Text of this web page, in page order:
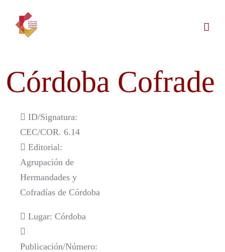
contenido
Córdoba Cofrade
ID/Signatura:
CEC/COR. 6.14
Editorial:
Agrupación de
Hermandades y
Cofradías de Córdoba
Lugar: Córdoba
Publicación/Número: